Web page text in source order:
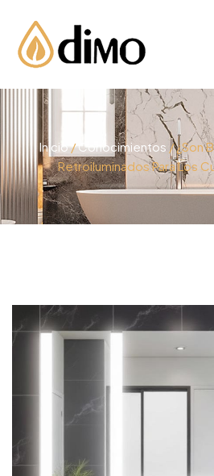
Inicio/Conocimientos / ¿Son
Retroiluminados Para Los